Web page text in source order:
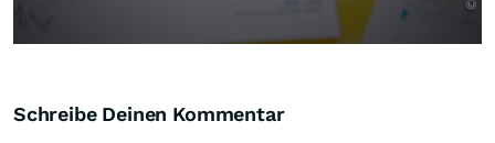
Schreibe Deinen Kommentar